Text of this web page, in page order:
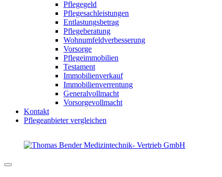
Pflegegeld
Pflegesachleistungen
Entlastungsbetrag
Pflegeberatung
Wohnumfeldverbesserung
Vorsorge
Pflegeimmobilien
Testament
Immobilienverkauf
Immobilienverrentung
Generalvollmacht
Vorsorgevollmacht
Kontakt
Pflegeanbieter vergleichen